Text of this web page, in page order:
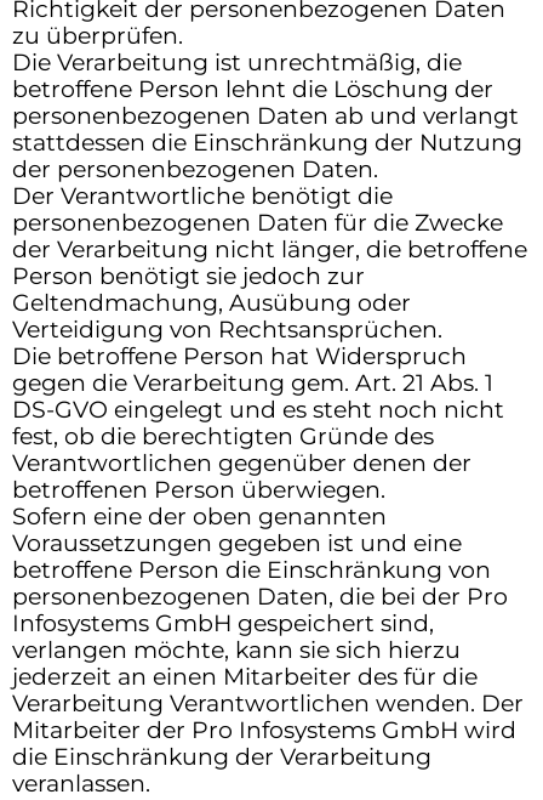
Richtigkeit der personenbezogenen Daten
zu überprüfen.
Die Verarbeitung ist unrechtmäßig, die
betroffene Person lehnt die Löschung der
personenbezogenen Daten ab und verlangt
stattdessen die Einschränkung der Nutzung
der personenbezogenen Daten.
Der Verantwortliche benötigt die
personenbezogenen Daten für die Zwecke
der Verarbeitung nicht länger, die betroffene
Person benötigt sie jedoch zur
Geltendmachung, Ausübung oder
Verteidigung von Rechtsansprüchen.
Die betroffene Person hat Widerspruch
gegen die Verarbeitung gem. Art. 21 Abs. 1
DS-GVO eingelegt und es steht noch nicht
fest, ob die berechtigten Gründe des
Verantwortlichen gegenüber denen der
betroffenen Person überwiegen.
Sofern eine der oben genannten
Voraussetzungen gegeben ist und eine
betroffene Person die Einschränkung von
personenbezogenen Daten, die bei der Pro
Infosystems GmbH gespeichert sind,
verlangen möchte, kann sie sich hierzu
jederzeit an einen Mitarbeiter des für die
Verarbeitung Verantwortlichen wenden. Der
Mitarbeiter der Pro Infosystems GmbH wird
die Einschränkung der Verarbeitung
veranlassen.